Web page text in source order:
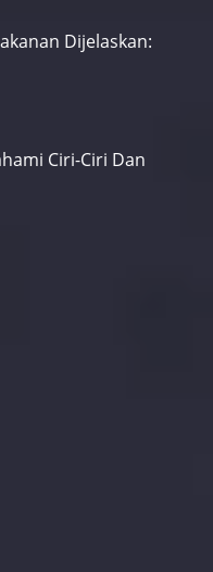
Dijelaskan:
Ciri-Ciri Dan